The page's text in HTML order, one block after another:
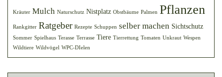
Kräuter Mulch Naturschutz Nistplatz Obstbäume Palmen Pflanzen
Rankgitter Ratgeber Rezepte Schuppen selber machen Sichtschutz
Sommer Spielhaus Terasse Terrasse Tiere Tierrettung Tomaten Unkraut Wespen
Wildtiere Wildvögel WPC-DIelen